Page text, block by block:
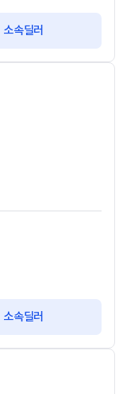
소속딜러
소속딜러